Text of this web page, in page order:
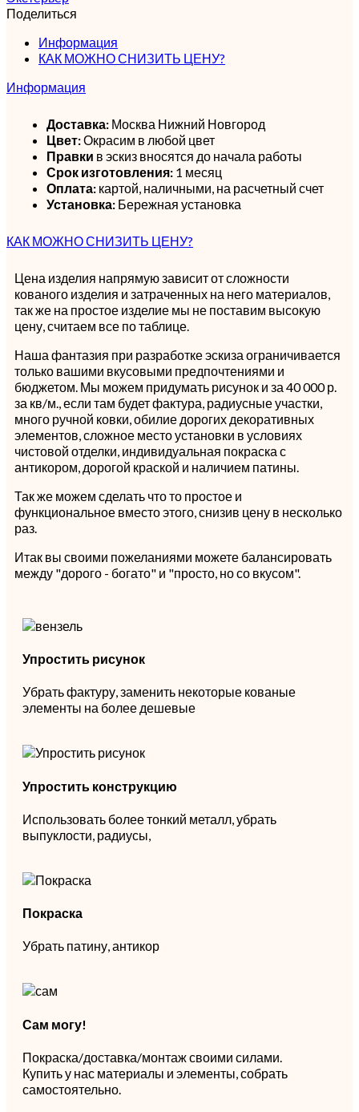
Поделиться
Информация
КАК МОЖНО СНИЗИТЬ ЦЕНУ?
Информация
Доставка: Москва Нижний Новгород
Цвет:Окрасим в любой цвет
Правки в эскиз вносятся до начала работы
Срок изготовления: 1 месяц
Оплата: картой, наличными, на расчетный счет
Установка: Бережная установка
КАК МОЖНО СНИЗИТЬ ЦЕНУ?
Цена изделия напрямую зависит от сложности
кованого изделия и затраченных на него материалов,
так же на простое изделие мы не поставим высокую
цену, считаем все по таблице.
Наша фантазия при разработке эскиза ограничивается
только вашими вкусовыми предпочтениями и
бюджетом. Мы можем придумать рисунок и за 40 000 р.
за кв/м., если там будет фактура, радиусные участки,
много ручной ковки, обилие дорогих декоративных
элементов, сложное место установки в условиях
чистовой отделки, индивидуальная покраска с
антикором, дорогой краской и наличием патины.
Так же можем сделать что то простое и
функциональное вместо этого, снизив цену в несколько
раз.
Итак вы своими пожеланиями можете балансировать
между "дорого - богато" и "просто, но со вкусом".
Упростить рисунок
Убрать фактуру, заменить некоторые кованые
элементы на более дешевые
Упростить конструкцию
Использовать более тонкий металл, убрать
выпуклости, радиусы,
Покраска
Убрать патину, антикор
Сам могу!
Покраска/доставка/монтаж своими силами.
Купить у нас материалы и элементы, собрать
самостоятельно.